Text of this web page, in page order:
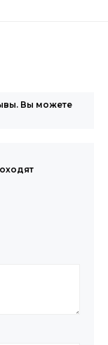
Вы можете